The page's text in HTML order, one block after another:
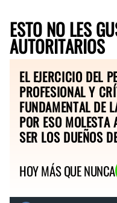
ESTO NO LES
AUTORITARIOS
EL EJERCICIO DEL
PROFESIONAL Y
FUNDAMENTAL DE
POR ESO MOLESTA
SER LOS DUEÑOS
HOY MÁS QUE NUNCA